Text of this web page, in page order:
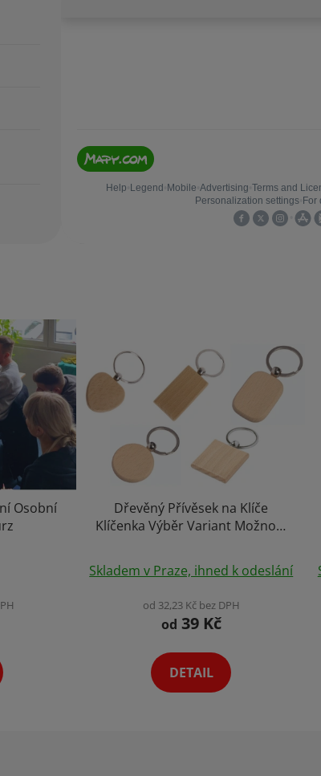
Osobní
Dřevěný Přívěsek na Klíče
Klíčenka Výběr Variant Možnost
Skladem v Praze, ihned k odeslání
od 32,23 Kč bez DPH
od 39 Kč
DETAIL